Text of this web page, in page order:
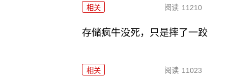
相关 阅读 11210
存储疯牛没死，只是摔了一跤
相关 阅读 11023